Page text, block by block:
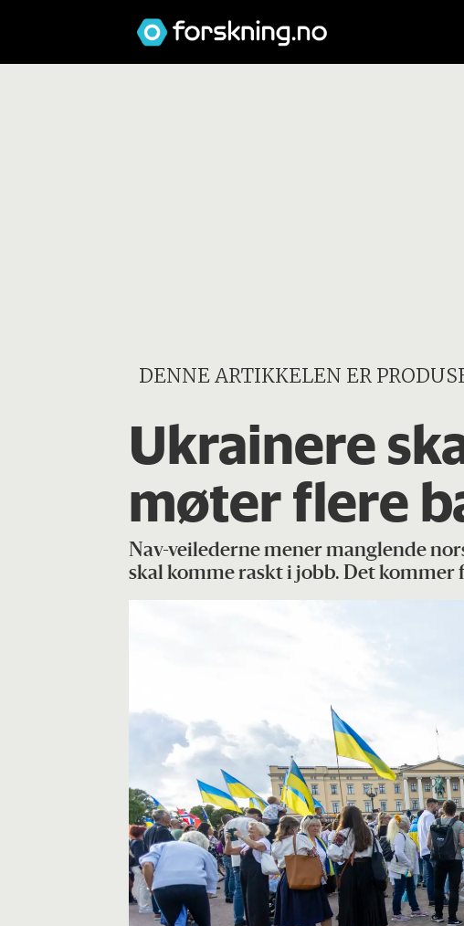
DENNE ARTIKKELEN ER
Ukrainere
møter flere
Nav-veilederne mener manglende
skal komme raskt i jobb. Det kommer